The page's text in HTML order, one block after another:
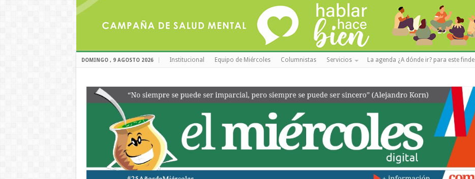
DOMINGO , 9 AGOSTO 2026 Institucional Equipo de Miércoles Columnistas Servicios La agenda ¿A dónde ir? para este finde